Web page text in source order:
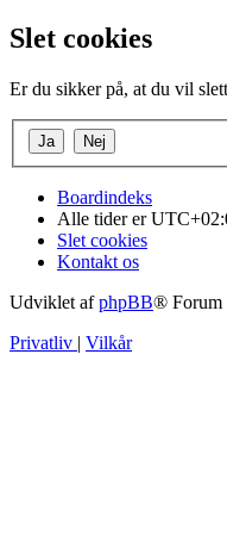
Slet cookies
Er du sikker på, at du vil
Boardindeks
Alle tider er
Slet cookies
Kontakt os
Udviklet afphpBB® Forum
Privatliv | Vilkår